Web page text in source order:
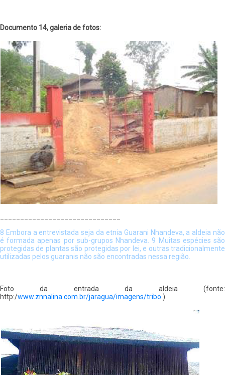
Documento 14, galeria de fotos:
8 Embora a entrevistada seja da etnia Guarani Nhandeva, a aldeia não
é formada apenas por sub-grupos Nhandeva. 9 Muitas espécies são
protegidas de plantas são protegidas por lei, e outras tradicionalmente
utilizadas pelos guaranis não são encontradas nessa região.
Foto da entrada da aldeia (fonte:
http:/www.znnalina.com.br/jaragua/imagens/tribo )